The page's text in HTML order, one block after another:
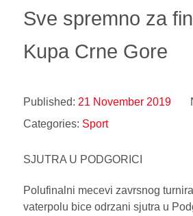
Sve spremno za
Kupa Crne Gore
Published: 21 November 2019
Categories: Sport
SJUTRA U PODGORICI
Polufinalni mecevi zavrsnog
vaterpolu bice odrzani sjutra u